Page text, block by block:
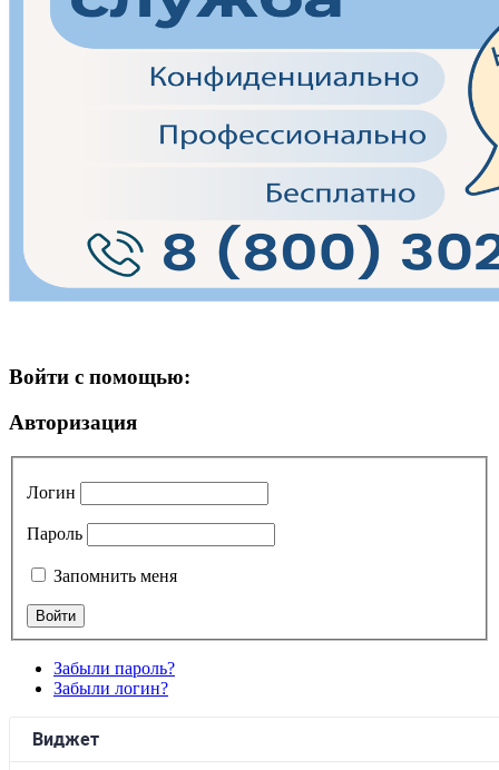
Войти с помощью:
Авторизация
Логин
Пароль
Запомнить меня
Забыли пароль?
Забыли логин?